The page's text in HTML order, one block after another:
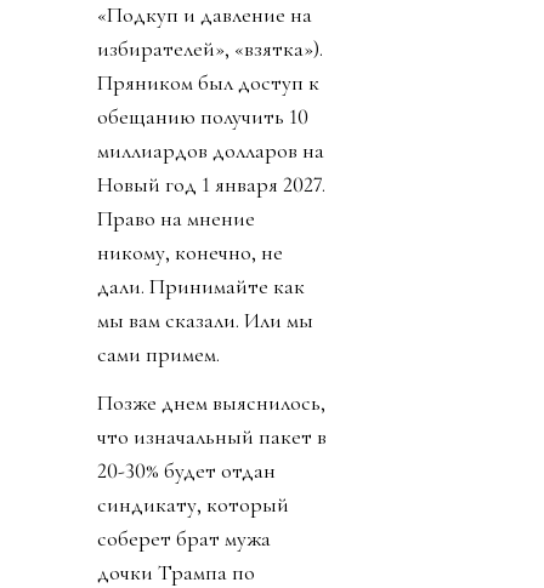
«Подкуп и давление на
избирателей», «взятка»).
Пряником был доступ к
обещанию получить 10
миллиардов долларов на
Новый год 1 января 2027.
Право на мнение
никому, конечно, не
дали. Принимайте как
мы вам сказали. Или мы
сами примем.
Позже днем выяснилось,
что изначальный пакет в
20-30% будет отдан
синдикату, который
соберет брат мужа
дочки Трампа по